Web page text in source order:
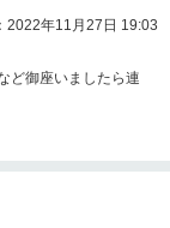
2022年11月27日 19:03
ど御座いましたら連